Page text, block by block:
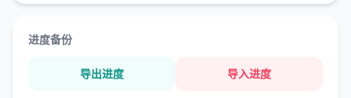
进度备份
导出进度 导入进度